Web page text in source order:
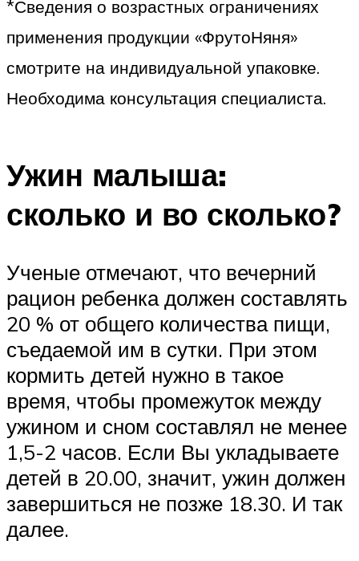
*Сведения о возрастных ограничениях
применения продукции «ФрутоНяня»
смотрите на индивидуальной упаковке.
Необходима консультация специалиста.
Ужин малыша:
сколько и во сколько?
Ученые отмечают, что вечерний
рацион ребенка должен составлять
20 % от общего количества пищи,
съедаемой им в сутки. При этом
кормить детей нужно в такое
время, чтобы промежуток между
ужином и сном составлял не менее
1,5-2 часов. Если Вы укладываете
детей в 20.00, значит, ужин должен
завершиться не позже 18.30. И так
далее.